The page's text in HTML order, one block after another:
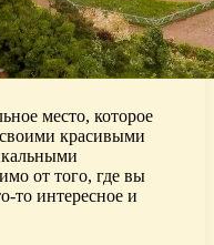
место, которое
своими красивыми
от того, где вы
то интересное и